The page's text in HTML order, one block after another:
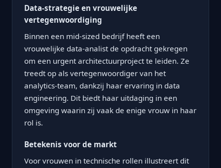
Data-strategie en vrouwelijke
vertegenwoordiging
Binnen een mid-sized bedrijf heeft een
vrouwelijke data-analist de opdracht gekregen
om een urgent architectuurproject te leiden. Ze
treedt op als vertegenwoordiger van het
analytics-team, dankzij haar ervaring in data
engineering. Dit biedt haar uitdaging in een
omgeving waarin zij vaak de enige vrouw in haar
rol is.
Betekenis voor de markt
Voor vrouwen in technische rollen illustreert dit